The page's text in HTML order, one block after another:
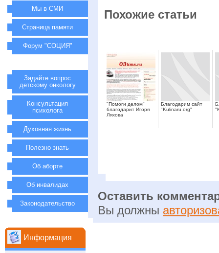
Похожие статьи
"Помоги делом"
благодарит Игоря
Ляхова
Благодарим сайт
"Kulinaru.org"
Оставить
Вы должны
Мы в СМИ
Страница памяти
Форум "СОЦИЯ"
Задайте вопрос
детскому онкологу
Консультация
психолога
Духовная жизнь
Полезно знать
Об аборте
Об инвалидах
Законодательство
Информация